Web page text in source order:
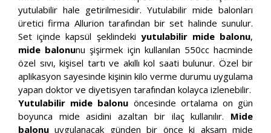
yutulabilir hale getirilmesidir. Yutulabilir mide balonları
üretici firma Allurion tarafından bir set halinde sunulur.
Set içinde kapsül şeklindeki yutulabilir mide balonu,
mide balonunu şişirmek için kullanılan 550cc hacminde
özel sıvı, kişisel tartı ve akıllı kol saati bulunur. Özel bir
aplikasyon sayesinde kişinin kilo verme durumu uygulama
yapan doktor ve diyetisyen tarafından kolayca izlenebilir.
Yutulabilir mide balonu öncesinde ortalama on gün
boyunca mide asidini azaltan bir ilaç kullanılır. Mide
balonu uygulanacak günden bir önce ki akşam mide